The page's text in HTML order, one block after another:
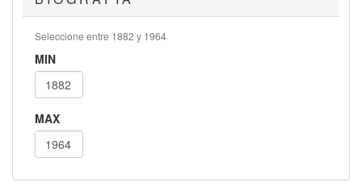
Seleccione entre 1882 y 1964
MIN
MAX